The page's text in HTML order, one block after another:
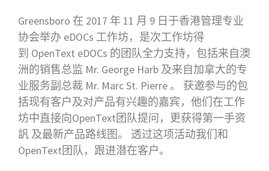
Greensboro 在 2017 年 11 月 9 日于香港管理专业
协会举办 eDOCs 工作坊，是次工作坊得
到 OpenText eDOCs 的团队全力支持，包括来自澳
洲的销售总监 Mr. George Harb 及来自加拿大的专
业服务副 总裁 Mr. Marc St. Pierre 。 获邀参与的包
括现有客户及对产品有兴趣的嘉宾，他们在工作
坊中直接向OpenText团队提问，更获得第一手资
訉 及最新产品路线图。 透过这项活动我们和
OpenText团队， 跟进潜在客户。